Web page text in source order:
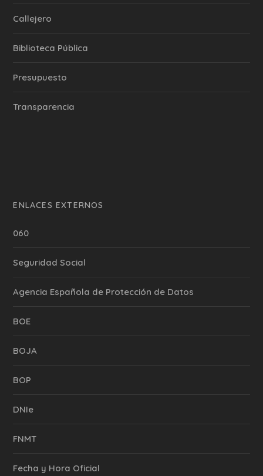
Callejero
Biblioteca Pública
Presupuesto
Transparencia
ENLACES EXTERNOS
060
Seguridad Social
Agencia Española de Protección de Datos
BOE
BOJA
BOP
DNIe
FNMT
Fecha y Hora Oficial